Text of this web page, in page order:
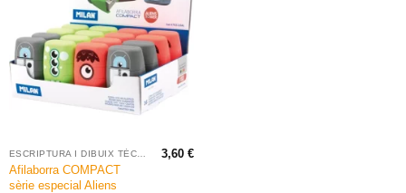
ESCRIPTURA I DIBUIX TÈCNIC
Afilaborra COMPACT
sèrie especial Aliens
3,60€